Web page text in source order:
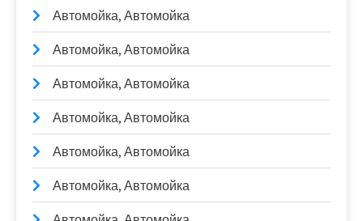
Автомойка, Автомойка
Автомойка, Автомойка
Автомойка, Автомойка
Автомойка, Автомойка
Автомойка, Автомойка
Автомойка, Автомойка